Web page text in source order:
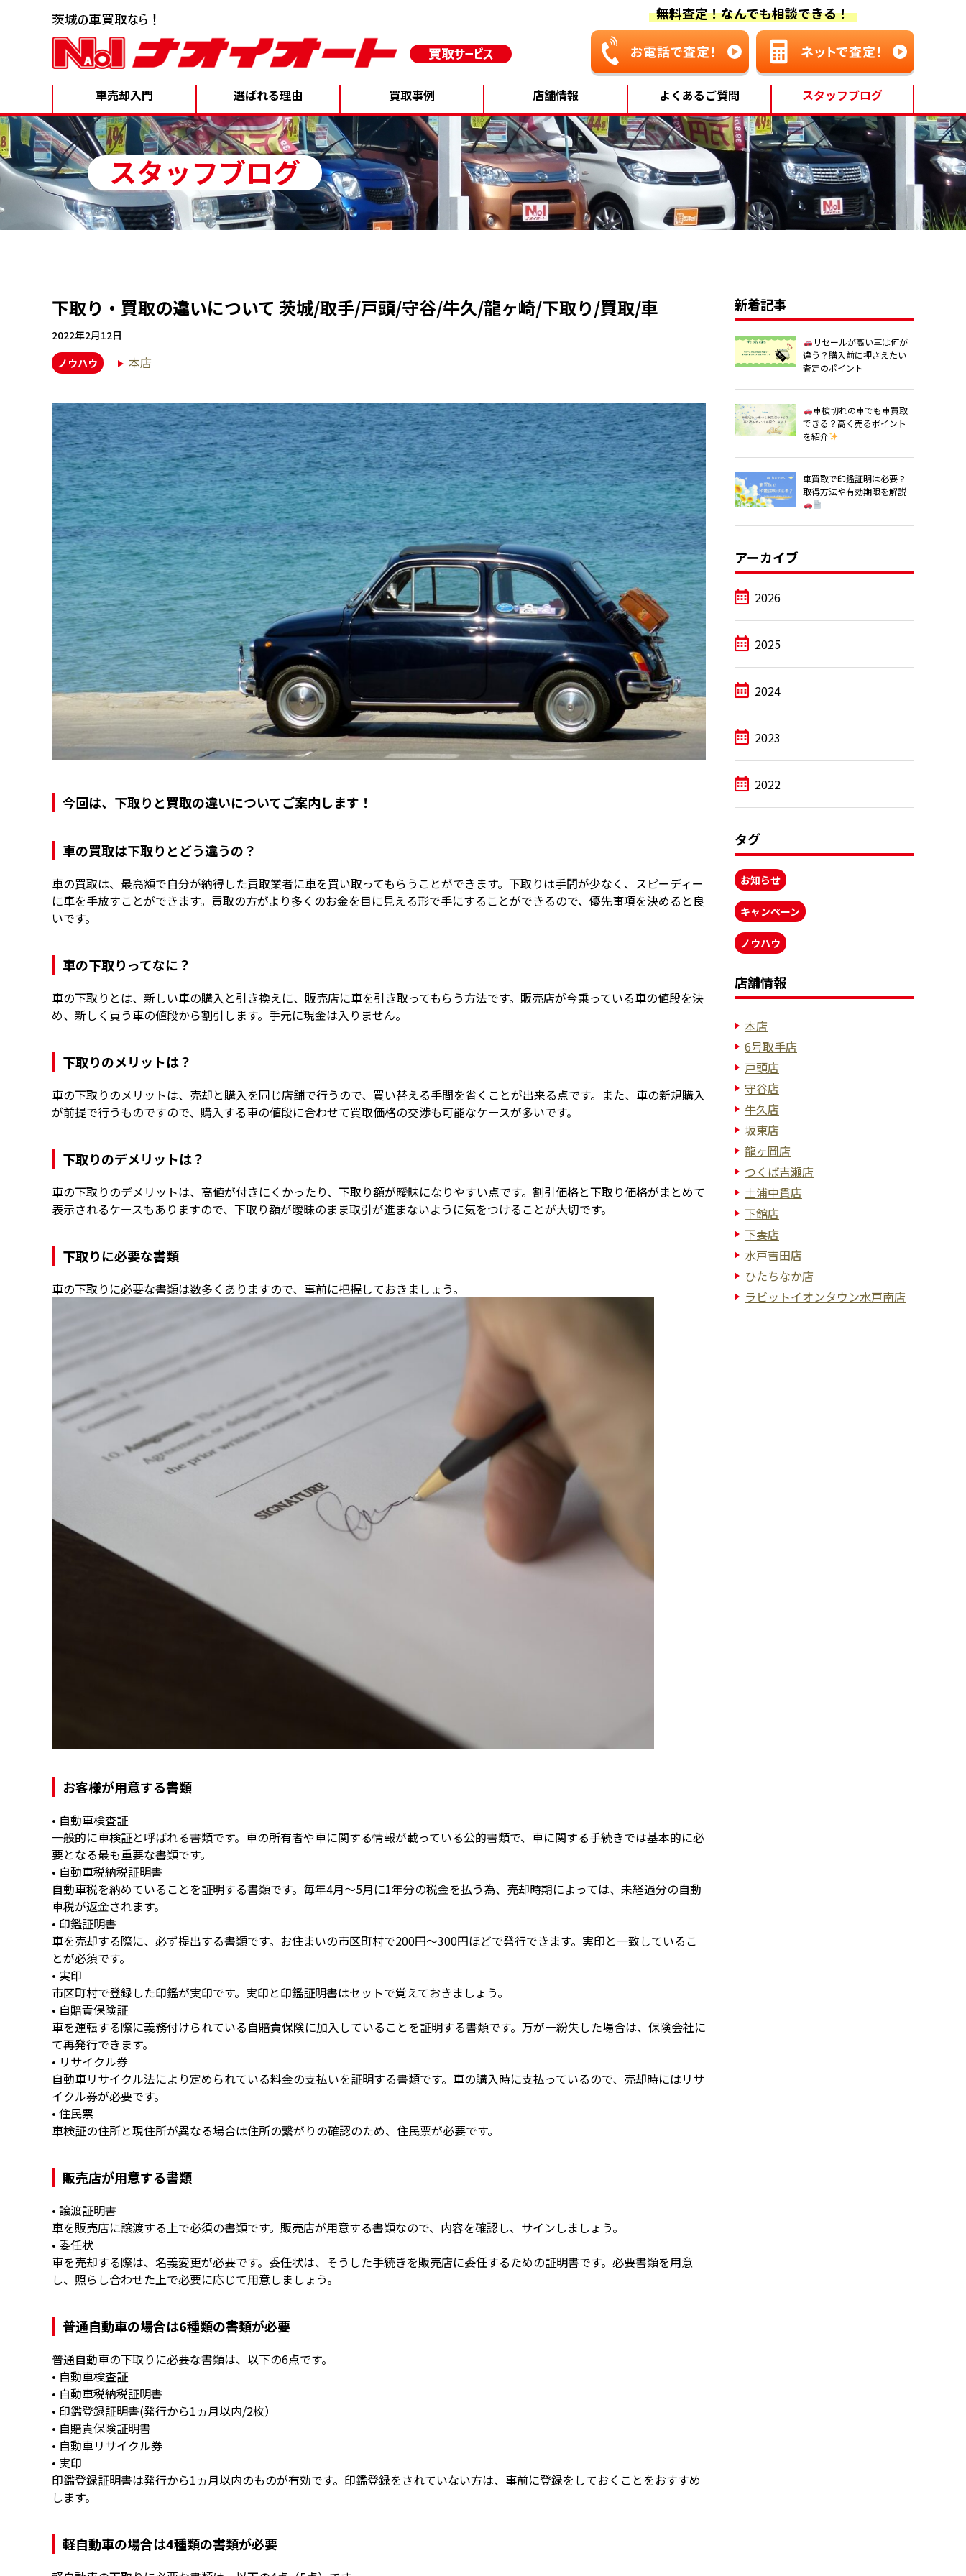
無料査定！なんでも相談できる！
車売却入門 選ばれる理由 買取事例 店舗情報 よくあるご質問 スタッフブログ
スタッフブログ
下取り・買取の違いについて 茨城/取手/戸頭/守谷/牛久/龍ヶ崎/下取り/買取/車
2022年2月12日
ノウハウ
本店
今回は、下取りと買取の違いについてご案内します！
車の買取は下取りとどう違うの？
車の買取は、最高額で自分が納得した買取業者に車を買い取ってもらうことができます。下取りは手間が少なく、スピーディー
に車を手放すことができます。買取の方がより多くのお金を目に見える形で手にすることができるので、優先事項を決めると良
いです。
車の下取りってなに？
車の下取りとは、新しい車の購入と引き換えに、販売店に車を引き取ってもらう方法です。販売店が今乗っている車の値段を決
め、新しく買う車の値段から割引します。手元に現金は入りません。
下取りのメリットは？
車の下取りのメリットは、売却と購入を同じ店舗で行うので、買い替える手間を省くことが出来る点です。また、車の新規購入
が前提で行うものですので、購入する車の値段に合わせて買取価格の交渉も可能なケースが多いです。
下取りのデメリットは？
車の下取りのデメリットは、高値が付きにくかったり、下取り額が曖昧になりやすい点です。割引価格と下取り価格がまとめて
表示されるケースもありますので、下取り額が曖昧のまま取引が進まないように気をつけることが大切です。
下取りに必要な書類
車の下取りに必要な書類は数多くありますので、事前に把握しておきましょう。
お客様が用意する書類
• 自動車検査証
一般的に車検証と呼ばれる書類です。車の所有者や車に関する情報が載っている公的書類で、車に関する手続きでは基本的に必
要となる最も重要な書類です。
• 自動車税納税証明書
自動車税を納めていることを証明する書類です。毎年4月〜5月に1年分の税金を払う為、売却時期によっては、未経過分の自動
車税が返金されます。
• 印鑑証明書
車を売却する際に、必ず提出する書類です。お住まいの市区町村で200円～300円ほどで発行できます。実印と一致しているこ
とが必須です。
• 実印
市区町村で登録した印鑑が実印です。実印と印鑑証明書はセットで覚えておきましょう。
• 自賠責保険証
車を運転する際に義務付けられている自賠責保険に加入していることを証明する書類です。万が一紛失した場合は、保険会社に
て再発行できます。
• リサイクル券
自動車リサイクル法により定められている料金の支払いを証明する書類です。車の購入時に支払っているので、売却時にはリサ
イクル券が必要です。
• 住民票
車検証の住所と現住所が異なる場合は住所の繋がりの確認のため、住民票が必要です。
販売店が用意する書類
• 譲渡証明書
車を販売店に譲渡する上で必須の書類です。販売店が用意する書類なので、内容を確認し、サインしましょう。
• 委任状
車を売却する際は、名義変更が必要です。委任状は、そうした手続きを販売店に委任するための証明書です。必要書類を用意
し、照らし合わせた上で必要に応じて用意しましょう。
普通自動車の場合は6種類の書類が必要
普通自動車の下取りに必要な書類は、以下の6点です。
• 自動車検査証
• 自動車税納税証明書
• 印鑑登録証明書(発行から1ヵ月以内/2枚）
• 自賠責保険証明書
• 自動車リサイクル券
• 実印
印鑑登録証明書は発行から1ヵ月以内のものが有効です。印鑑登録をされていない方は、事前に登録をしておくことをおすすめ
します。
軽自動車の場合は4種類の書類が必要
新着記事
リセールが高い車は何が
違う？購入前に押さえたい
査定のポイント
車検切れの車でも車買取
できる？高く売るポイント
を紹介
車買取で印鑑証明は必要？
取得方法や有効期限を解説
アーカイブ
2026
2025
2024
2023
2022
タグ
お知らせ
キャンペーン
ノウハウ
店舗情報
本店
6号取手店
戸頭店
守谷店
牛久店
坂東店
龍ヶ岡店
つくば吉瀬店
土浦中貫店
下館店
下妻店
水戸吉田店
ひたちなか店
ラビットイオンタウン水戸南店